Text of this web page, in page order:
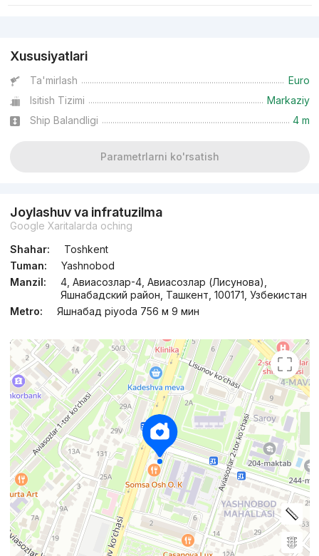
Xususiyatlari
Ta'mirlash
Euro
Isitish Tizimi
Markaziy
Ship Balandligi
4 m
Parametrlarni ko'rsatish
Joylashuv va infratuzilma
Google Xaritalarda oching
Shahar:
Toshkent
Tuman:
Yashnobod
Manzil:
4, Авиасозлар-4, Авиасозлар (Лисунова),
Яшнабадский район, Ташкент, 100171, Узбекистан
Metro:
Яшнабад piyoda 756 м 9 мин